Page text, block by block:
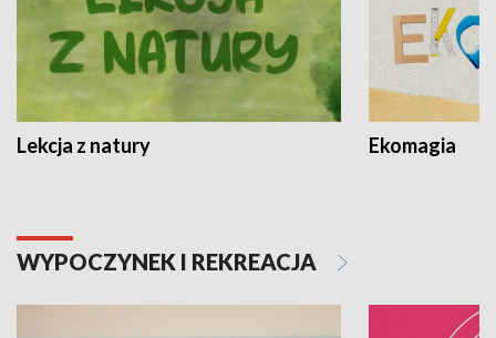
Lekcja z natury Ekomagia
WYPOCZYNEK I REKREACJA